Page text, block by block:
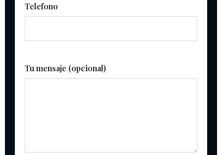
Telefono
Tu mensaje (opcional)